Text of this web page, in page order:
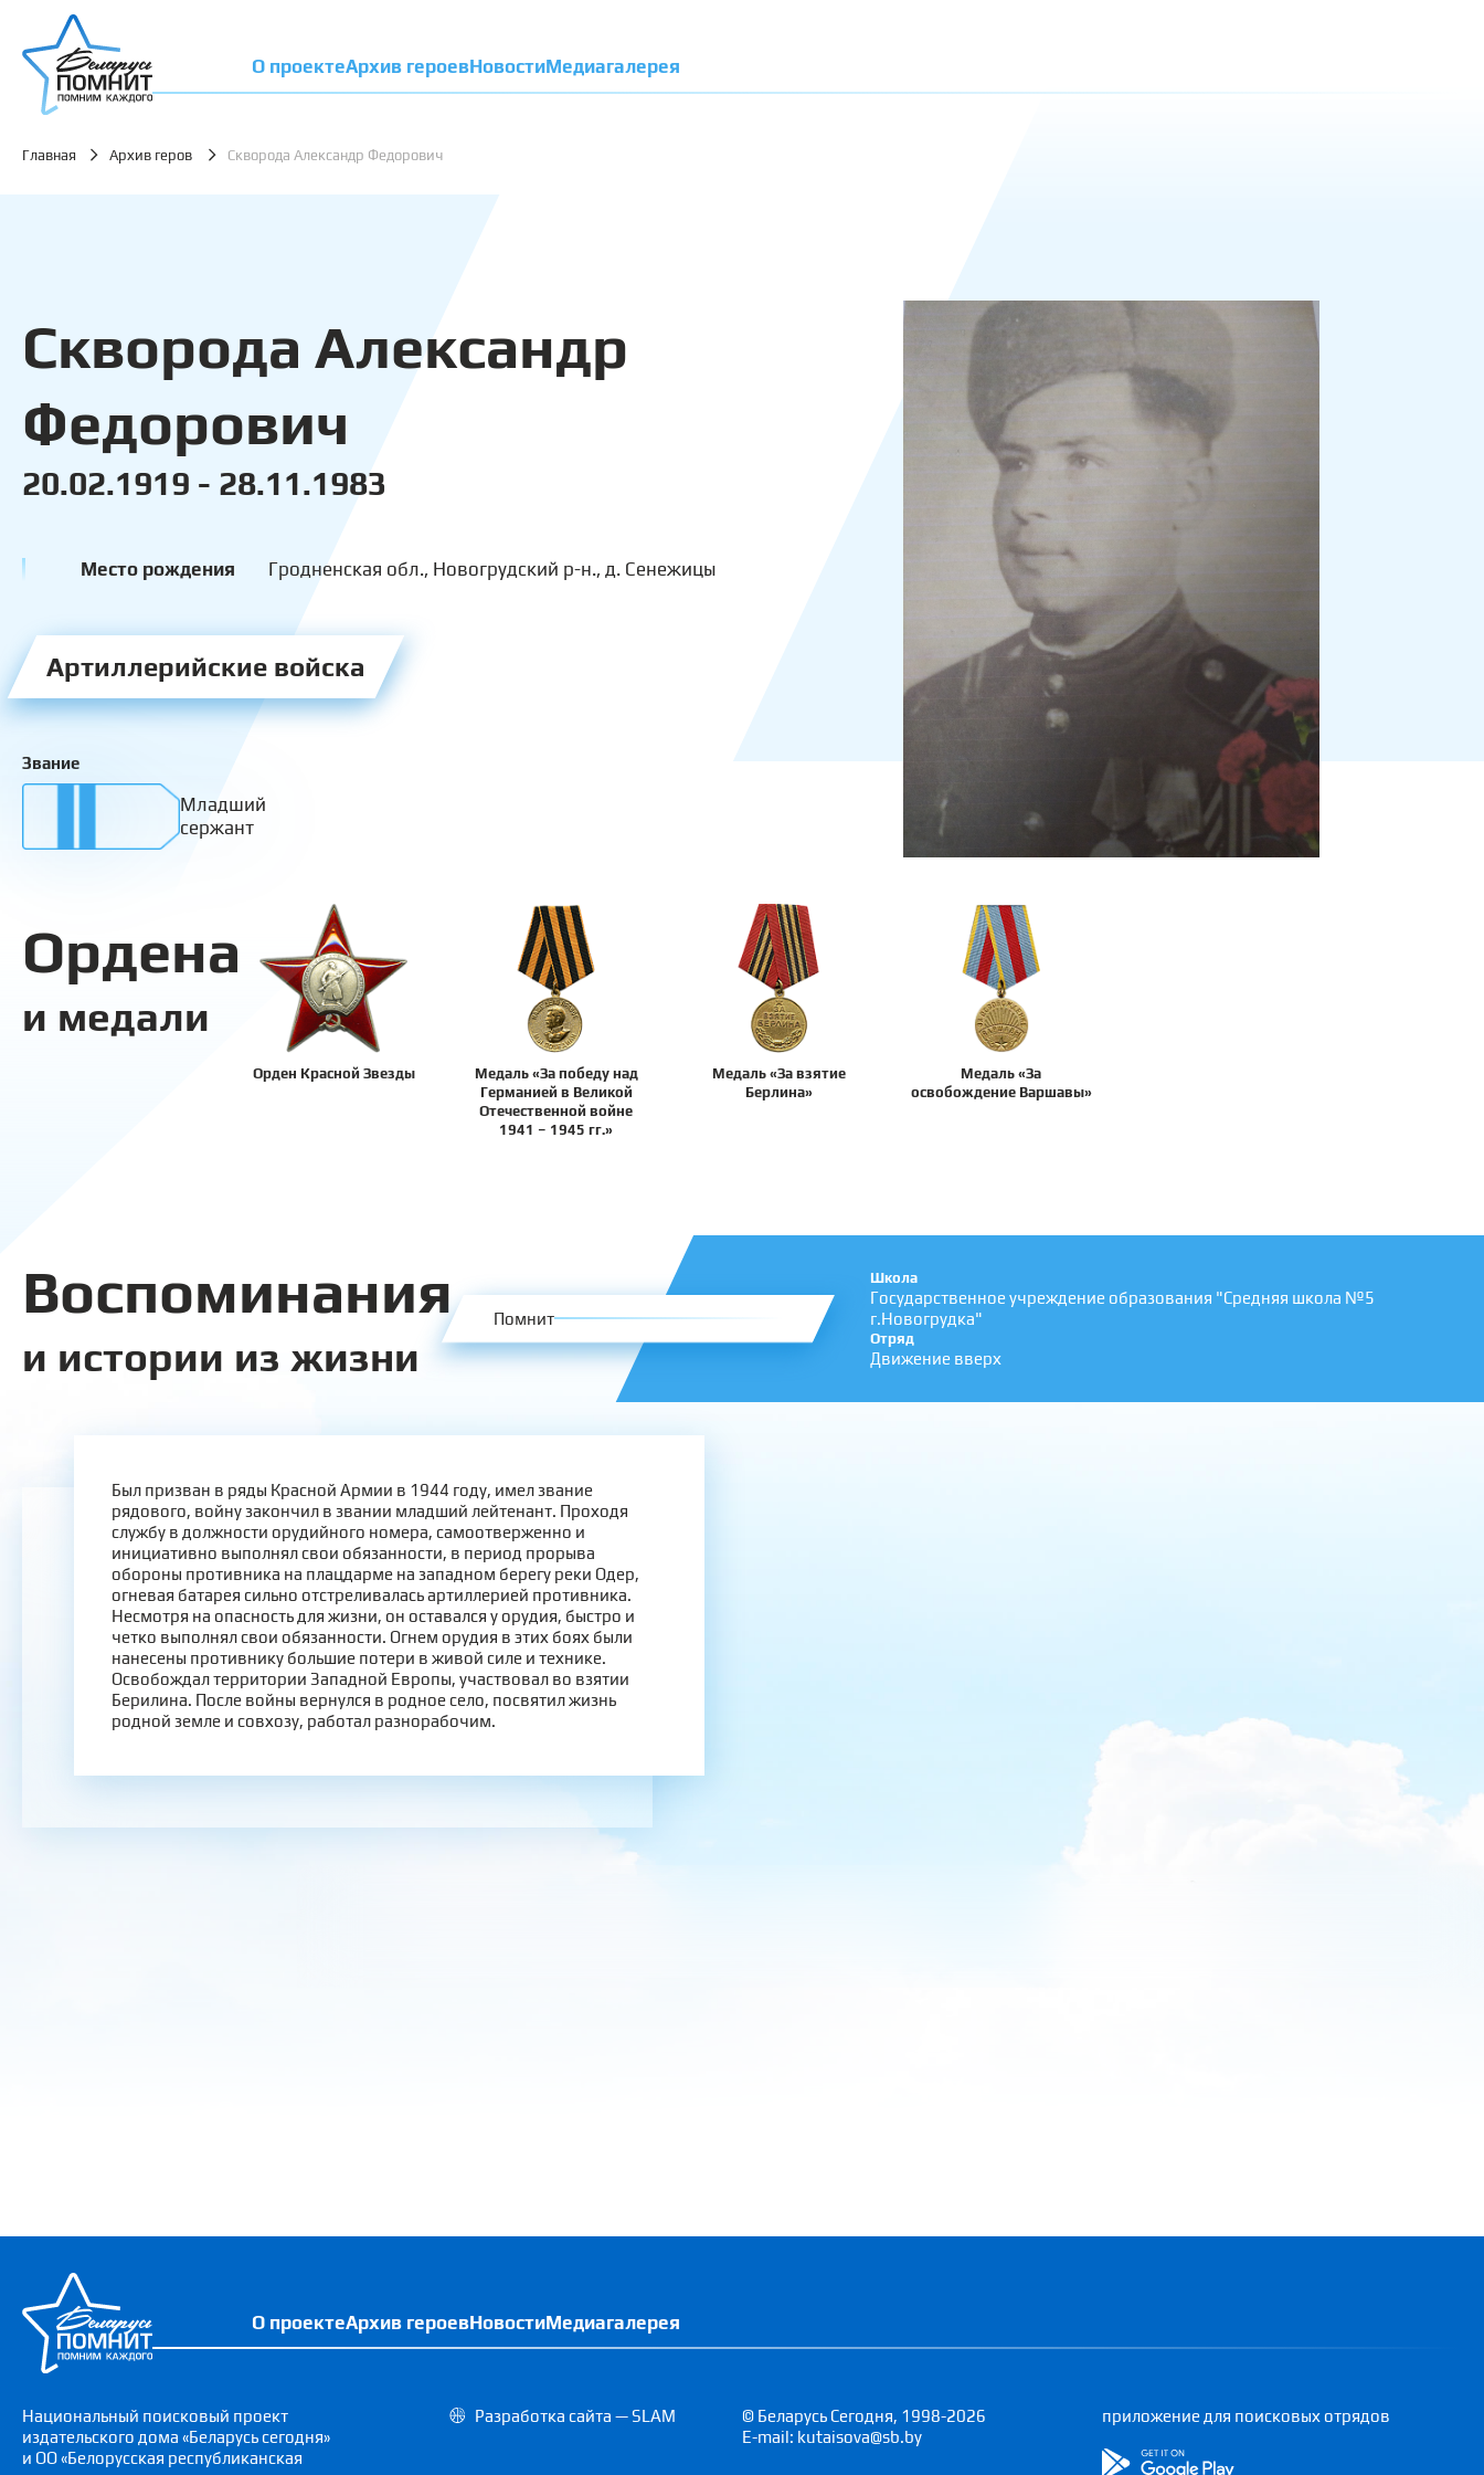
О проектеАрхив героевНовостиМедиагалерея
Главная Архив геров Скворода Александр Федорович
Скворода Александр
Федорович
20.02.1919 - 28.11.1983
Место рождения Гродненская обл., Новогрудский р-н., д. Сенежицы
Артиллерийские войска
Звание
Младший
сержант
Ордена
и медали
Орден Красной Звезды
Медаль «За победу над
Германией в Великой
Отечественной войне
1941 – 1945 гг.»
Медаль «За взятие
Берлина»
Медаль «За
освобождение Варшавы»
Воспоминания
и истории из жизни
Помнит
Школа
Государственное учреждение образования "Средняя школа №5
г.Новогрудка"
Отряд
Движение вверх
Был призван в ряды Красной Армии в 1944 году, имел звание
рядового, войну закончил в звании младший лейтенант. Проходя
службу в должности орудийного номера, самоотверженно и
инициативно выполнял свои обязанности, в период прорыва
обороны противника на плацдарме на западном берегу реки Одер,
огневая батарея сильно отстреливалась артиллерией противника.
Несмотря на опасность для жизни, он оставался у орудия, быстро и
четко выполнял свои обязанности. Огнем орудия в этих боях были
нанесены противнику большие потери в живой силе и технике.
Освобождал территории Западной Европы, участвовал во взятии
Берилина. После войны вернулся в родное село, посвятил жизнь
родной земле и совхозу, работал разнорабочим.
О проектеАрхив героевНовостиМедиагалерея
Национальный поисковый проект
издательского дома «Беларусь сегодня»
и ОО «Белорусская республиканская
Разработка сайта — SLAM
© Беларусь Сегодня, 1998-2026
E-mail: kutaisova@sb.by
приложение для поисковых отрядов